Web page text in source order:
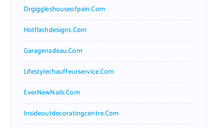
Drgiggleshouseofpain.com
Hotflashdesigns.com
Garagenadeau.com
Lifestylechauffeurservice.com
EverNewNails.com
Insideoutdecoratingcentre.com